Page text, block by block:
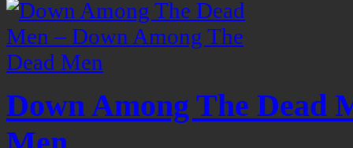
Down Among The Dead